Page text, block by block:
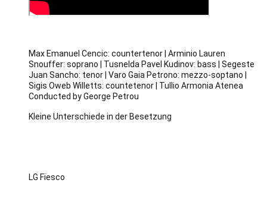
Max Emanuel Cencic: countertenor | Arminio Lauren
Snouffer: soprano | Tusnelda Pavel Kudinov: bass | Segeste
Juan Sancho: tenor | Varo Gaia Petrono: mezzo-soptano |
Sigis Oweb Willetts: countetenor | Tullio Armonia Atenea
Conducted by George Petrou
Kleine Unterschiede in der Besetzung
LG Fiesco